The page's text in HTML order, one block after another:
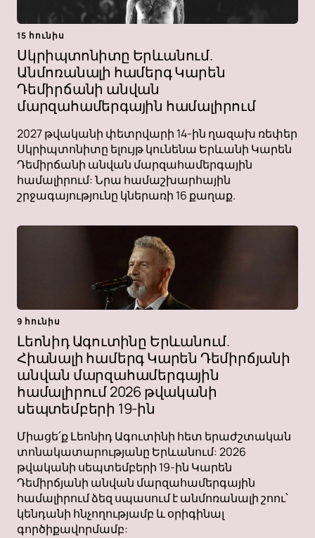
15 հունիս
Սկրիպտոնիտը Երևանում.
Անմոռանալի համերգ Կարեն
Դեմիրճանի անվան
մարզահամերգային համալիրում
2027 թվականի փետրվարի 14-ին ղազախ ռեփեր
Սկրիպտոնիտը ելույթ կունենա Երևանի Կարեն
Դեմիրճանի անվան մարզահամերգային
համալիրում: Նրա համաշխարհային
շրջագայությունը կներառի 16 քաղաք.
9 հունիս
Լեոնիդ Ագուտինը Երևանում.
Հիանալի համերգ Կարեն Դեմիրճյանի
անվան մարզահամերգային
համալիրում 2026 թվականի
սեպտեմբերի 19-ին
Միացե՛ք Լեոնիդ Ագուտինի հետ երաժշտական ​​
տոնակատարությանը Երևանում: 2026
թվականի սեպտեմբերի 19-ին Կարեն
Դեմիրճյանի անվան մարզահամերգային
համալիրում ձեզ սպասում է անմոռանալի շոու՝
կենդանի հնչողությամբ և օրիգինալ
գործիքավորմամբ: